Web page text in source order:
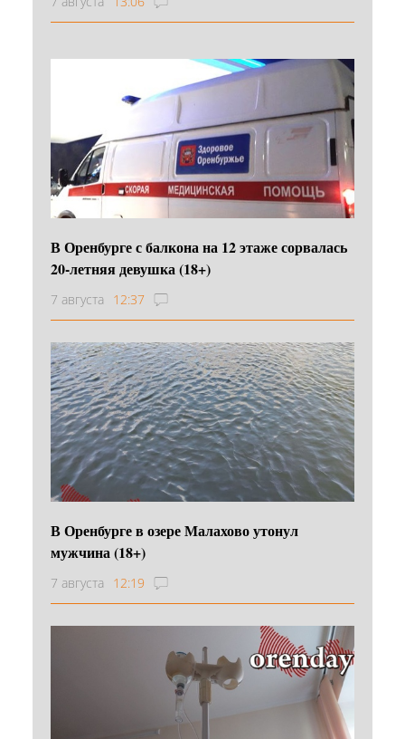
В Оренбурге с балкона на 12 этаже сорвалась
20-летняя девушка (18+)
7 августа 12:37
В Оренбурге в озере Малахово утонул
мужчина (18+)
7 августа 12:19